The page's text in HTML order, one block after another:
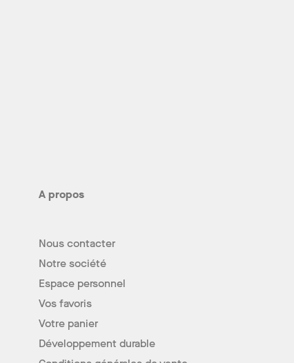
A propos
Nous contacter
Notre société
Espace personnel
Vos favoris
Votre panier
Développement durable